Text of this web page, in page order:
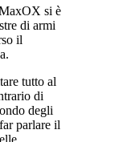
si è
di armi
il
tutto al
di
degli
parlare il